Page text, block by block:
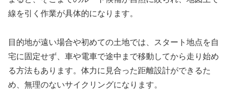
線を引く作業が具体的になります。
目的地が遠い場合や初めての土地では、スタート地点を自
宅に固定せず、車や電車で途中まで移動してから走り始め
る方法もあります。体力に見合った距離設計ができるた
め、無理のないサイクリングになります。